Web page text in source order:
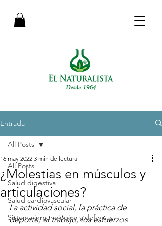
Entrada
All Posts
Salud digestiva
Salud cardiovascular
Sistema inmunológico y defensas
All Posts
¿Molestias en músculos y
articulaciones?
16 may 2022 3 min de lectura
La actividad social, la práctica de
deporte, el trabajo, los esfuerzos